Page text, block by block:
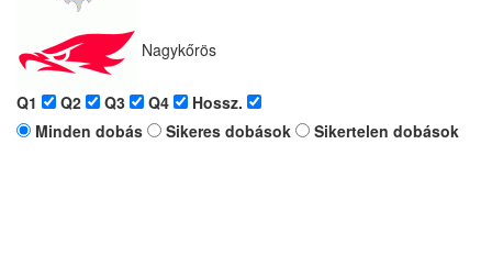
Nagykőrös
Q1 Q2 Q3 Q4
Hossz.
Minden dobás
Sikeres dobások Sikertelen dobások